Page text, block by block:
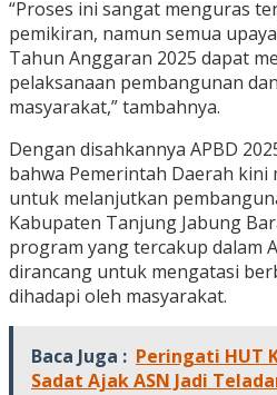
“Proses ini sangat menguras
pemikiran, namun semua
Tahun Anggaran 2025 dapat
pelaksanaan pembangunan
masyarakat,” tambahnya.
Dengan disahkannya APBD
bahwa Pemerintah Daerah kini
untuk melanjutkan
Kabupaten Tanjung Jabung
program yang tercakup dalam
dirancang untuk mengatasi
dihadapi oleh masyarakat.
Baca Juga : Peringati HUT
Sadat Ajak ASN Jadi